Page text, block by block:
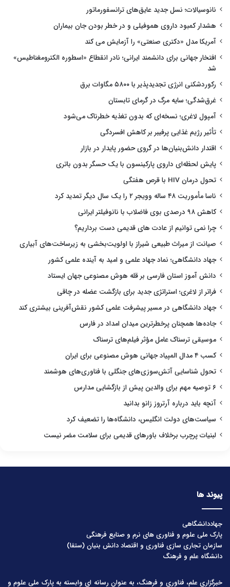
نانوسیالات؛ نسل جدید عایق‌های ترانسفورماتور
هشدار کمبود داروی هموفیلی و در خطر بودن جان بیماران
آمریکا مدل «دکتری صنعتی» را آزمایش می کند
افتخار جهانی برای دانشمند ایرانی؛ نادر انقطاع «اسطوره الکترومغناطیس»
شد
رکوردشکنی انرژی تجدیدپذیر با ۵۸۰۰ مگاوات برق
غرق‌شدگی؛ سایه مرگ در گرمای تابستان
آمپول لاغری؛ نسخه‌ای که بدون تغذیه خطرناک می‌شود
تأثیر رژیم غذایی پرفیبر بر کاهش افسردگی
اقتدار دانش‌بنیان‌ها در گروی حضور پایدار در بازار
پایش لحظه‌ای داروی پارکینسون با یک حسگر بدون باتری
تحول درمان HIV با قرص هفتگی
ناسا مأموریت ۴۸ ساله وویجر ۲ را یک سال دیگر تمدید کرد
کاهش ۹۸ درصدی بوی فاضلاب با نانوفیلتر ایرانی
چرا نمی توانیم از عادت های قدیمی دست برداریم؟
صیانت از میراث طبیعی شیراز با اولویت‌بخشی به زیرساخت‌های آبیاری
جهاد دانشگاهی؛ نماد جهاد علمی و امید به آینده علمی کشور
دانش آموز استان فارسی بر قله هوش مصنوعی جهان ایستاد
فراتر از لاغری؛ استراتژی جدید برای بازگشت عضله در چاقی
جهاد دانشگاهی در مسیر پیشرفت علمی کشور نقش‌آفرینی بیشتری کند
جاده‌ها همچنان پرخطرترین میدان امداد در فارس
موسیقی ترسناک عامل مؤثر فیلم‌های ترسناک
کسب ۴ مدال المپیاد جهانی هوش مصنوعی برای ایران
تحول شناسایی آتش‌سوزی‌های جنگلی با فناوری‌های هوشمند
۶ توصیه مهم برای والدین پیش از بازگشایی مدارس
آنچه باید درباره آرتروز زانو بدانید
سیاست‌های دولت انگلیس، دانشگاه‌ها را تضعیف کرد
لبنیات پرچرب برخلاف باورهای قدیمی برای سلامت مضر نیست
پیوند ها
جهاددانشگاهی
پارک ملی علوم و فناوری های نرم و صنایع فرهنگی
سازمان تجاری سازی فناوری و اقتصاد دانش بنیان (ستفا)
دانشگاه علم و فرهنگ
خبرگزاری علم، فناوری و فرهنگ، به عنوان رسانه ای وابسته به پارک ملی علوم و